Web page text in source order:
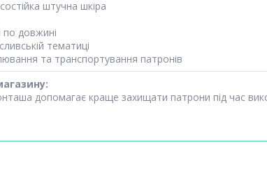
штучна шкіра
по довжині
тематиці
та транспортування патронів
допомагає краще захищати патрони під час